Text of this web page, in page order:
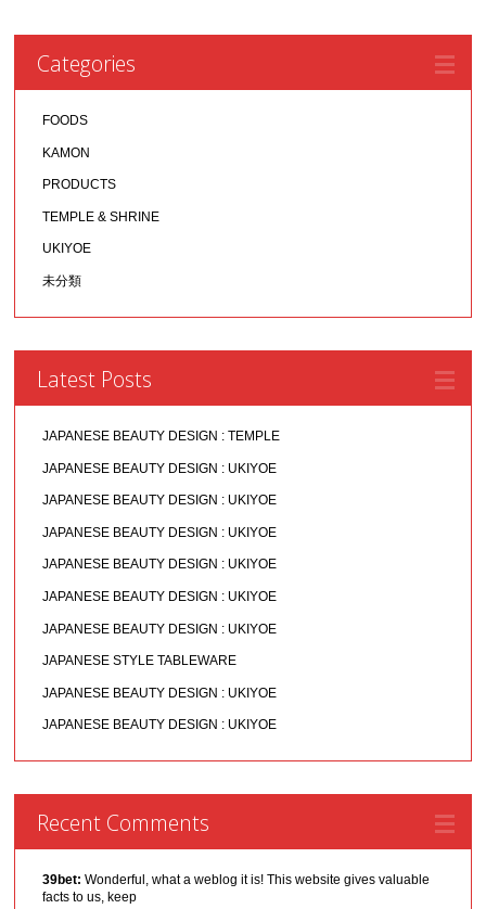
Categories
FOODS
KAMON
PRODUCTS
TEMPLE & SHRINE
UKIYOE
未分類
Latest Posts
JAPANESE BEAUTY DESIGN : TEMPLE
JAPANESE BEAUTY DESIGN : UKIYOE
JAPANESE BEAUTY DESIGN : UKIYOE
JAPANESE BEAUTY DESIGN : UKIYOE
JAPANESE BEAUTY DESIGN : UKIYOE
JAPANESE BEAUTY DESIGN : UKIYOE
JAPANESE BEAUTY DESIGN : UKIYOE
JAPANESE STYLE TABLEWARE
JAPANESE BEAUTY DESIGN : UKIYOE
JAPANESE BEAUTY DESIGN : UKIYOE
Recent Comments
39bet: Wonderful, what a weblog it is! This website gives valuable
facts to us, keep